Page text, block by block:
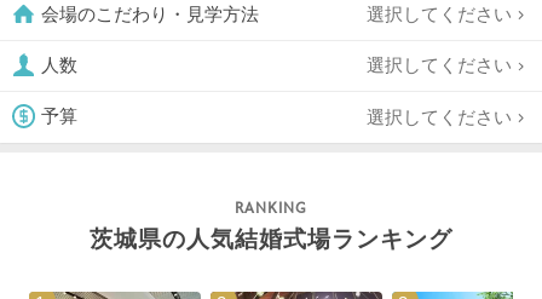
会場のこだわり・見学方法 選択してください
人数 選択してください
予算 選択してください
茨城県の人気結婚式場ランキング